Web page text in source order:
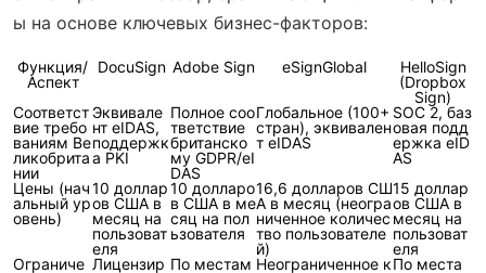
ы на основе ключевых бизнес-факторов:
Функция/
Аспект
DocuSign Adobe Sign eSignGlobal
HelloSign
(Dropbox
Sign)
Соответст
вие требо
ваниям Ве
ликобрита
нии
Эквивале
нт eIDAS,
поддержк
а PKI
Полное соо
тветствие
британско
му GDPR/eI
DAS
Глобальное (100+
стран), эквивален
т eIDAS
SOC 2, баз
овая подд
ержка eID
AS
Цены (нач
альный ур
овень)
10 доллар
ов США в
месяц на
пользоват
еля
10 долларо
в США в ме
сяц на пол
ьзователя
16,6 долларов СШ
А в месяц (неогра
ниченное количес
тво пользователе
й)
15 доллар
ов США в
месяц на
пользоват
еля
Ограниче Лицензир По местам Неограниченное кПо места